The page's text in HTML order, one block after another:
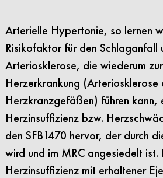
Arterielle Hypertonie, so lernen
Risikofaktor für den Schlaganfall
Arteriosklerose, die wiederum
Herzerkrankung (Arteriosklerose
Herzkranzgefäßen) führen kann,
Herzinsuffizienz bzw.
den SFB1470 hervor, der durch
wird und im MRC angesiedelt ist.
Herzinsuffizienz mit erhaltener